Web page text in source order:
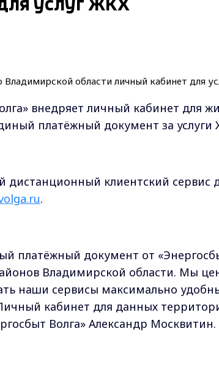
услуг ЖКХ
внедряет личный кабинет для
платёжный документ за услуги
дистанционный клиентский сервис
.
платёжный документ от
Владимирской области. Мы
наши сервисы максимально
кабинет для данных
Волга» Александр Москвитин.